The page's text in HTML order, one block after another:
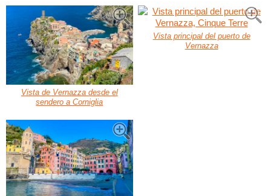
Vista de Vernazza desde el
sendero a Corniglia
Vista principal del puerto de
Vernazza